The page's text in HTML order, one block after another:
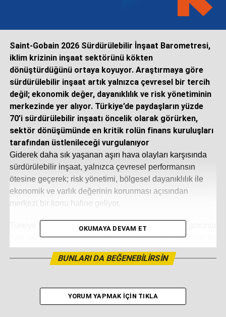
Saint-Gobain 2026 Sürdürülebilir İnşaat Barometresi,
iklim krizinin inşaat sektörünü kökten
dönüştürdüğünü ortaya koyuyor. Araştırmaya göre
sürdürülebilir inşaat artık yalnızca çevresel bir tercih
değil; ekonomik değer, dayanıklılık ve risk yönetiminin
merkezinde yer alıyor. Türkiye’de paydaşların yüzde
70’i sürdürülebilir inşaatı öncelik olarak görürken,
sektör dönüşümünde en kritik rolün finans kuruluşları
tarafından üstlenileceği vurgulanıyor
Giderek daha sık yaşanan aşırı hava olayları karşısında
sürdürülebilir inşaat, yalnızca çevresel performansın
ötesine geçerek; risk yönetimi, bölgesel dayanıklılık ile
ekonomik ve varlık değerinin korunması açısından
merkezi bir konu haline geliyor.
Türkiye sonuçları da bu dönüşümün giderek daha görünür
hale geldiğini ortaya koyuyor. Araştırmaya göre Türkiye’de
sürdürülebilir inşaat kavramını tam olarak bildiğini
söyleyen paydaşların oranı yüzde 45’e ulaşırken,
Ayrıca sürdürülebilir inşaatın öncelikli bir konu olduğunu
düşünenlerin oranı paydaşlarda yüzde 70, vatandaşlarda
OKUMAYA DEVAM ET
BUNLARI DA BEĞENEBILIRSIN
YORUM YAPMAK İÇIN TIKLA